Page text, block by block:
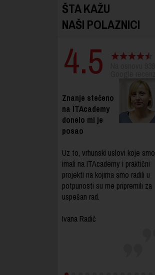
ŠTA KAŽU
NAŠI POLAZNICI
4.5
Znanje stečeno
na ITAcademy
donelo mi je
posao
Uz to, vrhunski uslovi koje smo
imali na ITAcademy i praktični
projekti na kojima smo radili u
potpunosti su me pripremili za
uspešan rad.
Ivana Radić